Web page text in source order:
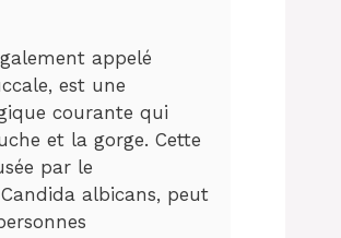
appelé
est une
courante qui
et la gorge. Cette
par le
albicans, peut